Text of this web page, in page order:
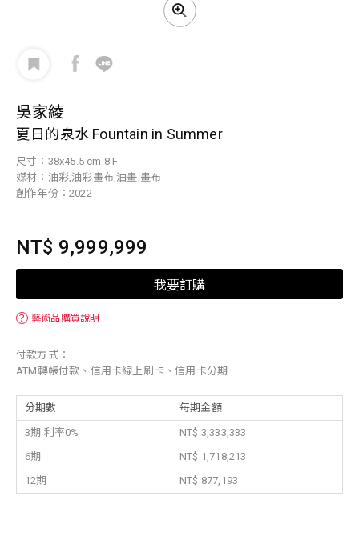
吳家綾
夏日的泉水 Fountain in Summer
尺寸：38x45.5 cm 8 F
媒材：油彩,油彩畫布,油畫,畫布
創作年份：2022
NT$ 9,999,999
我要訂購
？ 藝術品購買說明
付款方式：
ATM轉帳付款、信用卡線上刷卡、信用卡分期
分期數 每期金額
3期 利率0%
NT$ 3,333,333
6期
NT$ 1,718,213
12期
NT$ 877,193